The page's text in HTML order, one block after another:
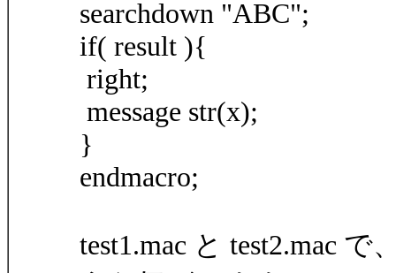
searchdown "ABC";
if( result ){
right;
message str(x);
}
endmacro;
test1.mac と test2.mac